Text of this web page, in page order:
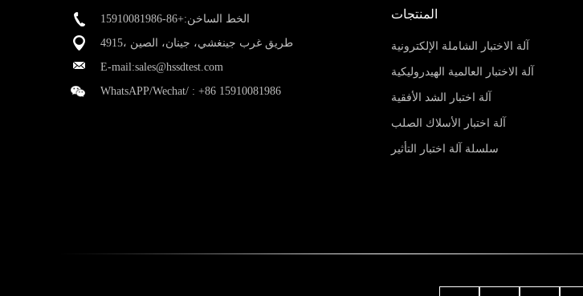
الخط الساخن:+86-15910081986
4915، طريق غرب جينغشي، جينان، الصين
E-mail:sales@hssdtest.com
WhatsAPP/Wechat/ : +86 15910081986
المنتجات
آلة الاختبار الشاملة الإلكترونية
آلة الاختبار العالمية الهيدروليكية
آلة اختبار الشد الأفقية
آلة اختبار الأسلاك الصلب
سلسلة آلة اختبار التأثير